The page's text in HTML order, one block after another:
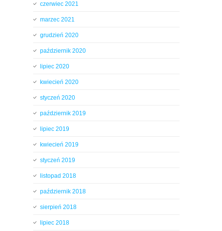
czerwiec 2021
marzec 2021
grudzień 2020
październik 2020
lipiec 2020
kwiecień 2020
styczeń 2020
październik 2019
lipiec 2019
kwiecień 2019
styczeń 2019
listopad 2018
październik 2018
sierpień 2018
lipiec 2018